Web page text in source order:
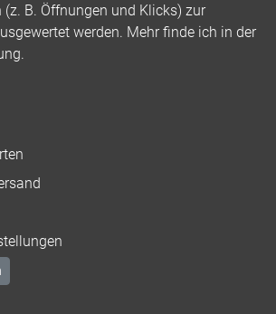
B. Öffnungen und Klicks) zur
werden. Mehr finde ich in der
.